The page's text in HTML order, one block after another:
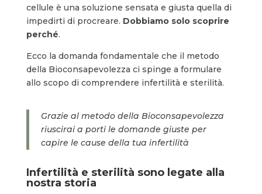
cellule è una soluzione sensata e giusta quella di
impedirti di procreare. Dobbiamo solo scoprire
perché.
Ecco la domanda fondamentale che il metodo
della Bioconsapevolezza ci spinge a formulare
allo scopo di comprendere infertilità e sterilità.
Grazie al metodo della Bioconsapevolezza
riuscirai a porti le domande giuste per
capire le cause della tua infertilità
Infertilità e sterilità sono legate alla
nostra storia